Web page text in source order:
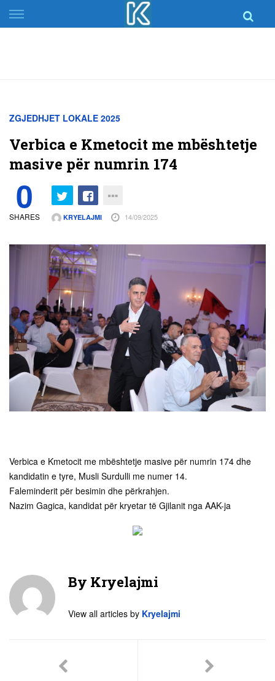
Skip
to
ZGJEDHJET LOKALE 2025
Verbica e Kmetocit me mbështetje
masive për numrin 174
0
SHARES KRYELAJMI 14/09/2025
Verbica e Kmetocit me mbështetje masive për numrin 174 dhe
kandidatin e tyre, Musli Surdulli me numer 14.
Faleminderit për besimin dhe përkrahjen.
Nazim Gagica, kandidat për kryetar të Gjilanit nga AAK-ja
By Kryelajmi
View all articles by Kryelajmi